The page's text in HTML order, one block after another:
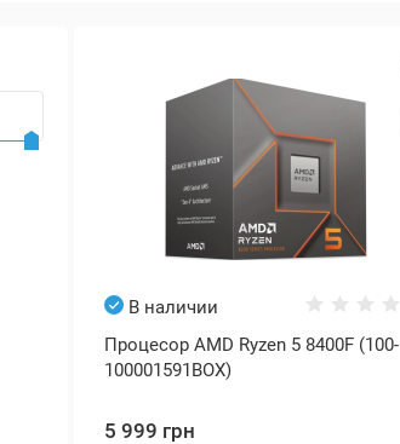
В наличии
Процесор AMD Ryzen 5 8400F (100-
100001591BOX)
5 999 грн